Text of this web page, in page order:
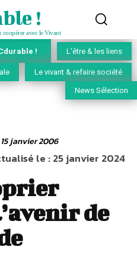
!
avec le Vivant
! L'être & les liens
Le vivant & refaire société
News Sélection
15 janvier 2006
le :25 janvier 2024
de